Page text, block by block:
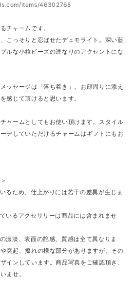
items/46302768
チャームです。
こっそりと忍ばせたデュモライト。深い藍
ルな小粒ビーズの連なりのアクセントにな
ッセージは「落ち着き」。お顔周りに添え
感じて頂けると思います。
ャームとしてもお使い頂けます。スタイル
デしていただけるチャームはギフトにもお
るため、仕上がりには若干の差異が生じま
いるアクセサリーは商品には含まれませ
濃淡、表面の艶感、質感は全て異なりま
突起、擦れの様な部分がありますが、その
インしています。商品写真をご確認頂き、
ませ。